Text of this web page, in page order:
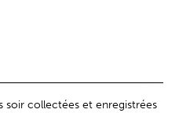
soir collectées et enregistrées